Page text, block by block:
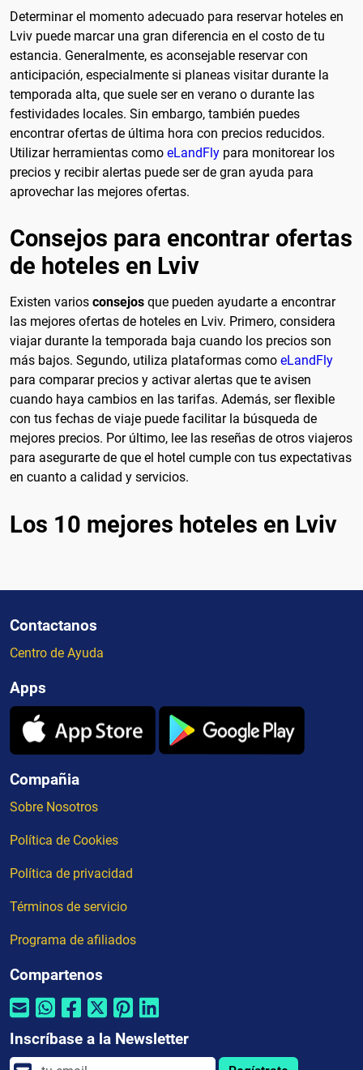
Determinar el momento adecuado para reservar hoteles en
Lviv puede marcar una gran diferencia en el costo de tu
estancia. Generalmente, es aconsejable reservar con
anticipación, especialmente si planeas visitar durante la
temporada alta, que suele ser en verano o durante las
festividades locales. Sin embargo, también puedes
encontrar ofertas de última hora con precios reducidos.
Utilizar herramientas como eLandFly para monitorear los
precios y recibir alertas puede ser de gran ayuda para
aprovechar las mejores ofertas.
Consejos para encontrar ofertas
de hoteles en Lviv
Existen varios consejos que pueden ayudarte a encontrar
las mejores ofertas de hoteles en Lviv. Primero, considera
viajar durante la temporada baja cuando los precios son
más bajos. Segundo, utiliza plataformas como eLandFly
para comparar precios y activar alertas que te avisen
cuando haya cambios en las tarifas. Además, ser flexible
con tus fechas de viaje puede facilitar la búsqueda de
mejores precios. Por último, lee las reseñas de otros viajeros
para asegurarte de que el hotel cumple con tus expectativas
en cuanto a calidad y servicios.
Los 10 mejores hoteles en Lviv
Contactanos
Centro de Ayuda
Apps
Compañia
Sobre Nosotros
Política de Cookies
Política de privacidad
Términos de servicio
Programa de afiliados
Compartenos
Inscríbase a la Newsletter